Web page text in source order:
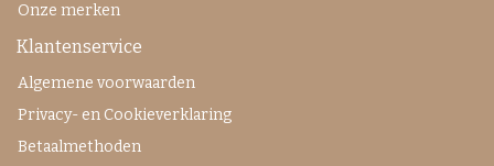
Onze merken
Klantenservice
Algemene voorwaarden
Privacy- en Cookieverklaring
Betaalmethoden